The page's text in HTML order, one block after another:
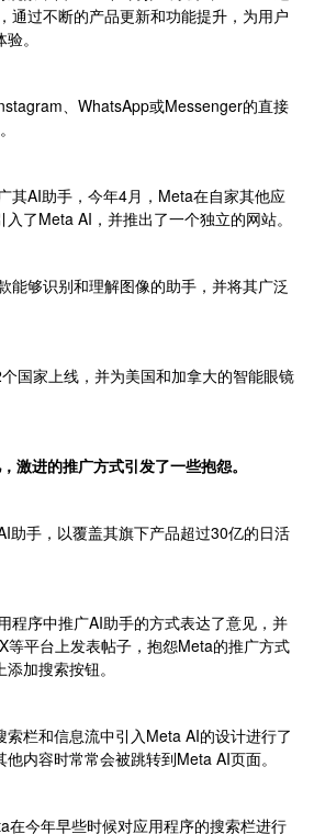
通过不断的产品更新和功能提升，为用户
。
、WhatsApp或Messenger的直接
其AI助手，今年4月，Meta在自家其他应
了Meta AI，并推出了一个独立的网站。
能够识别和理解图像的助手，并将其广泛
国家上线，并为美国和加拿大的智能眼镜
激进的推广方式引发了一些抱怨。
助手，以覆盖其旗下产品超过30亿的日活
程序中推广AI助手的方式表达了意见，并
等平台上发表帖子，抱怨Meta的推广方式
加搜索按钮。
索栏和信息流中引入Meta AI的设计进行了
内容时常常会被跳转到Meta AI页面。
在今年早些时候对应用程序的搜索栏进行